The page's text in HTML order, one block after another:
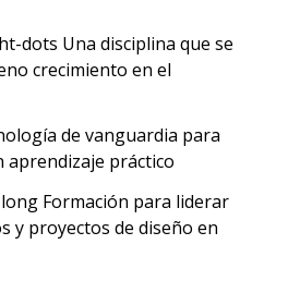
dots Una disciplina que se
crecimiento en el
de vanguardia para
práctico
Formación para liderar
y proyectos de diseño en